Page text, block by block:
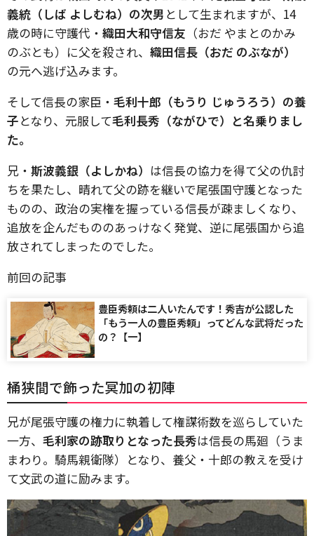
義統（しば よしむね）の次男 として生まれますが、14
歳の時に守護代・ 織田大和守信友 （おだ やまとのかみ
のぶとも）に父を殺され、 織田信長（おだ のぶなが）
の元へ逃げ込みます。
そして信長の家臣・ 毛利十郎（もうり じゅうろう）の養
子となり、元服して毛利長秀（ながひで）と名乗りまし
た。
兄・ 斯波義銀（よしかね） は信長の協力を得て父の仇討
ちを果たし、晴れて父の跡を継いで尾張国守護となった
ものの、政治の実権を握っている信長が疎ましくなり、
追放を企んだもののあっけなく発覚、逆に尾張国から追
放されてしまったのでした。
前回の記事
豊臣秀頼は二人いたんです！秀吉が公認した
「もう一人の豊臣秀頼」ってどんな武将だった
の？【一】
桶狭間で飾った冥加の初陣
兄が尾張守護の権力に執着して権謀術数を巡らしていた
一方、 毛利家の跡取りとなった長秀は信長の馬廻（うま
まわり。騎馬親衛隊）となり、養父・十郎の教えを受け
て文武の道に励みます。